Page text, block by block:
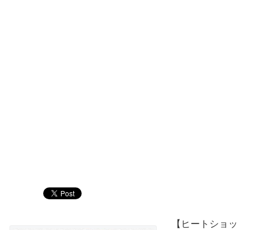
【ヒートショッ